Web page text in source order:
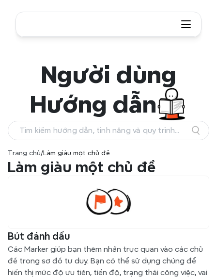
Người dùng
Hướng dẫn
Tìm kiếm hướng dẫn, tính năng và quy trình
làm việc
Trang chủ/Làm giàu một chủ đề
Làm giàu một chủ đề
Bút đánh dấu
Các Marker giúp bạn thêm nhãn trực quan vào các chủ
đề trong sơ đồ tư duy. Bạn có thể sử dụng chúng để
hiển thị mức độ ưu tiên, tiến độ, trạng thái công việc, vai